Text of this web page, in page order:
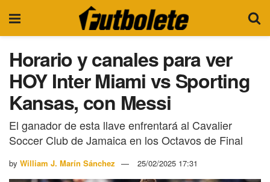
Horario y canales para ver
HOY Inter Miami vs Sporting
Kansas, con Messi
El ganador de esta llave enfrentará al Cavalier
Soccer Club de Jamaica en los Octavos de Final
by William J. Marín Sánchez 25/02/2025 17:31